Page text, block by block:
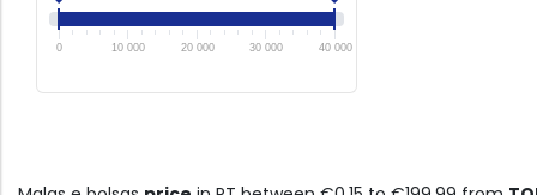
0 10 000 20 000 30 000 40 000